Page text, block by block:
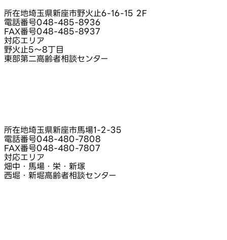
所在地埼玉県新座市野火止6‑16‑15 2F
電話番号048-485-8936
FAX番号048-485-8937
対応エリア
野火止5〜8丁目
東部第二高齢者相談センター
所在地埼玉県新座市馬場1‑2‑35
電話番号048-480-7808
FAX番号048-480-7807
対応エリア
畑中・馬場・栄・新塚
西堀・新堀高齢者相談センター